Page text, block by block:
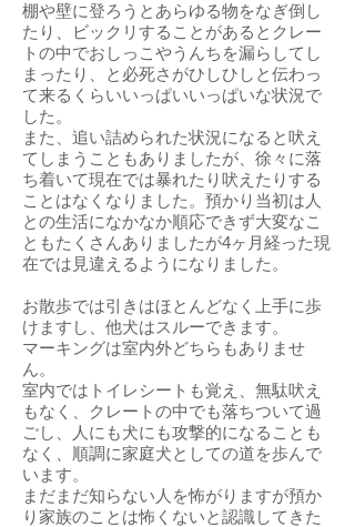
棚や壁に登ろうとあらゆる物をなぎ倒し
たり、ビックリすることがあるとクレー
トの中でおしっこやうんちを漏らしてし
まったり、と必死さがひしひしと伝わっ
て来るくらいいっぱいいっぱいな状況で
した。
また、追い詰められた状況になると吠え
てしまうこともありましたが、徐々に落
ち着いて現在では暴れたり吠えたりする
ことはなくなりました。預かり当初は人
との生活になかなか順応できず大変なこ
ともたくさんありましたが4ヶ月経った現
在では見違えるようになりました。
お散歩では引きはほとんどなく上手に歩
けますし、他犬はスルーできます。
マーキングは室内外どちらもありませ
ん。
室内ではトイレシートも覚え、無駄吠え
もなく、クレートの中でも落ちついて過
ごし、人にも犬にも攻撃的になることも
なく、順調に家庭犬としての道を歩んで
います。
まだまだ知らない人を怖がりますが預か
り家族のことは怖くないと認識してきた